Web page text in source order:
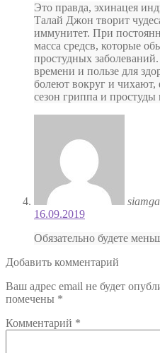
Это правда, эхинацея
Талай Джон творит
иммунитет. При
масса средсв, которые
простудных
времени и пользе для
болеют вокруг и чихают,
сезон гриппа и простуды
16.09.2019
Обязательно будете
Добавить комментарий
Ваш адрес email не будет
помечены *
Комментарий *